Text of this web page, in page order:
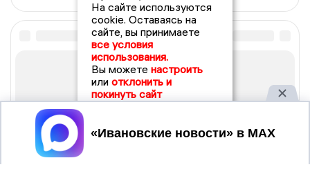
На сайте используются
cookie. Оставаясь на
сайте, вы принимаете
все условия
использования.
Вы можете настроить
или отклонить и
покинуть сайт
Принять